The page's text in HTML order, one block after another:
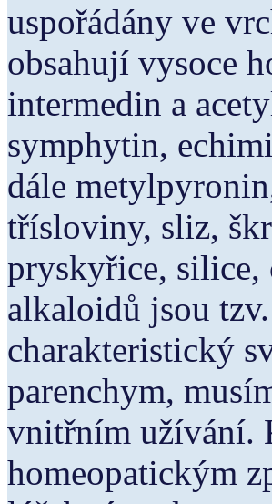
uspořádány ve
obsahují vysoce
intermedin a
symphytin,
dále
třísloviny, sliz,
pryskyřice, silice,
alkaloidů jsou
charakteristický
parenchym,
vnitřním užívání.
homeopatickým